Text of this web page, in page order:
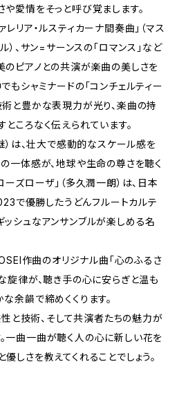
愛情をそっと呼び覚まします。
レリア・ルスティカーナ間奏曲」（マス
）、サン=サーンスの「ロマンス」など
のピアノとの共演が楽曲の美しさを
もシャミナードの「コンチェルティー
術と豊かな表現力が光り、楽曲の持
ころなく伝えられています。
）は、壮大で感動的なスケール感を
一体感が、地球や生命の尊さを聴く
ーズローザ」（多久潤一朗）は、日本
で優勝したうどんフルートカルテ
シュなアンサンブルが楽しめる名
作曲のオリジナル曲「心のふるさ
旋律が、聴き手の心に安らぎと温も
余韻で締めくくります。
と技術、そして共演者たちの魅力が
一曲一曲が聴く人の心に新しい花を
しさを教えてくれることでしょう。